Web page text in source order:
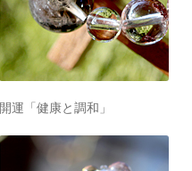
開運「健康と調和」